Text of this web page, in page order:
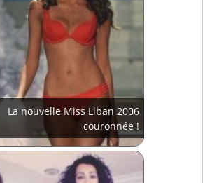
La nouvelle Miss Liban 2006
couronnée !